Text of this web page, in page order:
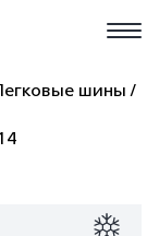
шины